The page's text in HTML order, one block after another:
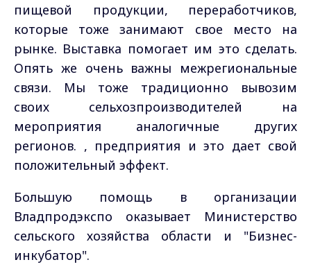
пищевой продукции, переработчиков,
которые тоже занимают свое место на
рынке. Выставка помогает им это сделать.
Опять же очень важны межрегиональные
связи. Мы тоже традиционно вывозим
своих сельхозпроизводителей на
мероприятия аналогичные других
регионов. , предприятия и это дает свой
положительный эффект.
Большую помощь в организации
Владпродэкспо оказывает Министерство
сельского хозяйства области и "Бизнес-
инкубатор".